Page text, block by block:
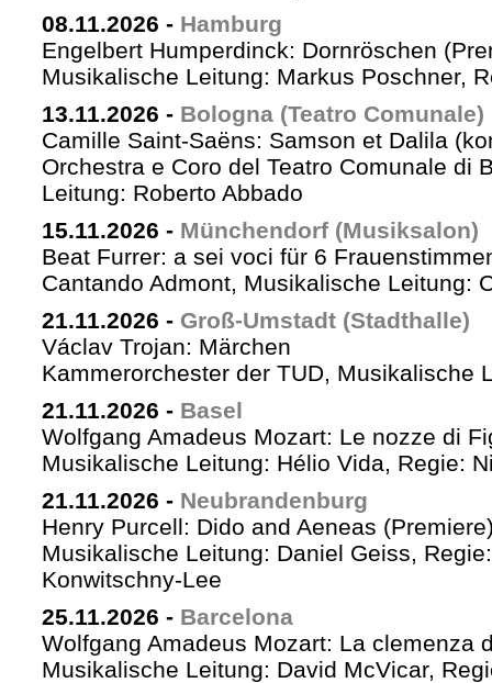
08.11.2026 - Hamburg
Engelbert Humperdinck: Dornröschen
Musikalische Leitung: Markus Poschner,
13.11.2026 - Bologna (Teatro Comunale)
Camille Saint-Saëns: Samson et Dalila
Orchestra e Coro del Teatro Comunale di
Leitung: Roberto Abbado
15.11.2026 - Münchendorf (Musiksalon)
Beat Furrer: a sei voci für 6
Cantando Admont, Musikalische Leitung:
21.11.2026 - Groß-Umstadt (Stadthalle)
Václav Trojan: Märchen
Kammerorchester der TUD, Musikalische
21.11.2026 - Basel
Wolfgang Amadeus Mozart: Le nozze di
Musikalische Leitung: Hélio Vida, Regie:
21.11.2026 - Neubrandenburg
Henry Purcell: Dido and Aeneas
Musikalische Leitung: Daniel Geiss,
Konwitschny-Lee
25.11.2026 - Barcelona
Wolfgang Amadeus Mozart: La clemenza
Musikalische Leitung: David McVicar,